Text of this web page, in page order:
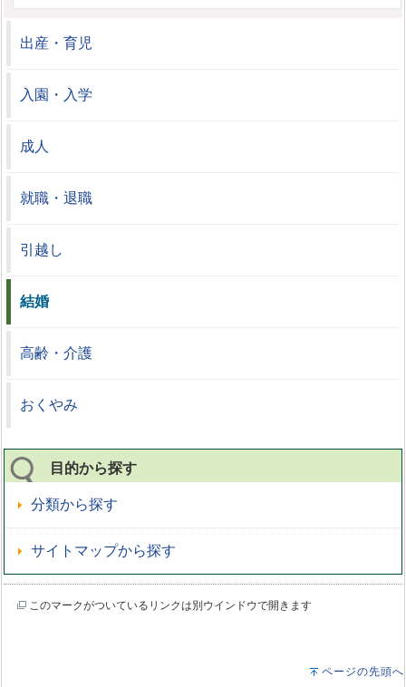
出産・育児
入園・入学
成人
就職・退職
引越し
結婚
高齢・介護
おくやみ
目的から探す
分類から探す
サイトマップから探す
このマークがついているリンクは別ウインドウで開きます
ページの先頭へ